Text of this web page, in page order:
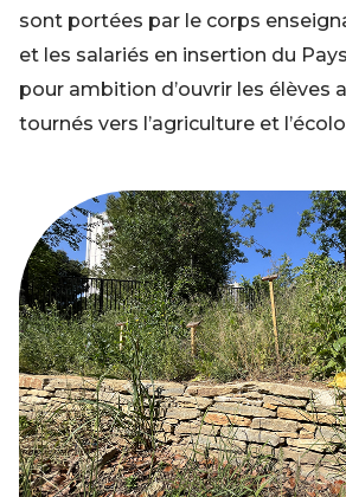
sont portées par le corps
et les salariés en insertion du
pour ambition d’ouvrir les élèves
tournés vers l’agriculture et